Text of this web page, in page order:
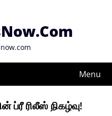
Menu
ப்ரீ ரிலீஸ் நிகழ்வு!